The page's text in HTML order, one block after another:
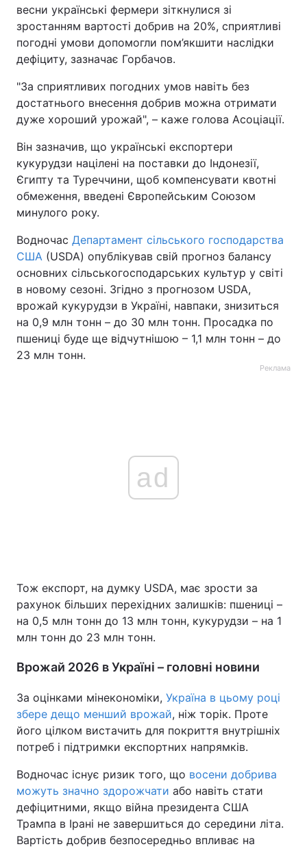
весни українські фермери зіткнулися зі
зростанням вартості добрив на 20%, сприятливі
погодні умови допомогли пом’якшити наслідки
дефіциту, зазначає Горбачов.
"За сприятливих погодних умов навіть без
достатнього внесення добрив можна отримати
дуже хороший урожай", – каже голова Асоціації.
Він зазначив, що українські експортери
кукурудзи націлені на поставки до Індонезії,
Єгипту та Туреччини, щоб компенсувати квотні
обмеження, введені Європейським Союзом
минулого року.
Водночас Департамент сільського господарства
США (USDA) опублікував свій прогноз балансу
основних сільськогосподарських культур у світі
в новому сезоні. Згідно з прогнозом USDA,
врожай кукурудзи в Україні, навпаки, знизиться
на 0,9 млн тонн – до 30 млн тонн. Просадка по
пшениці буде ще відчутнішою – 1,1 млн тонн – до
23 млн тонн.
Реклама
ad
Тож експорт, на думку USDA, має зрости за
рахунок більших перехідних залишків: пшениці –
на 0,5 млн тонн до 13 млн тонн, кукурудзи – на 1
млн тонн до 23 млн тонн.
Врожай 2026 в Україні – головні новини
За оцінками мінекономіки, Україна в цьому році
збере дещо менший врожай, ніж торік. Проте
його цілком вистачить для покриття внутрішніх
потреб і підтримки експортних напрямків.
Водночас існує ризик того, що восени добрива
можуть значно здорожчати або навіть стати
дефіцитними, якщо війна президента США
Трампа в Ірані не завершиться до середини літа.
Вартість добрив безпосередньо впливає на